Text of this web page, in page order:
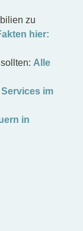
zu
hier:
Alle
im
in